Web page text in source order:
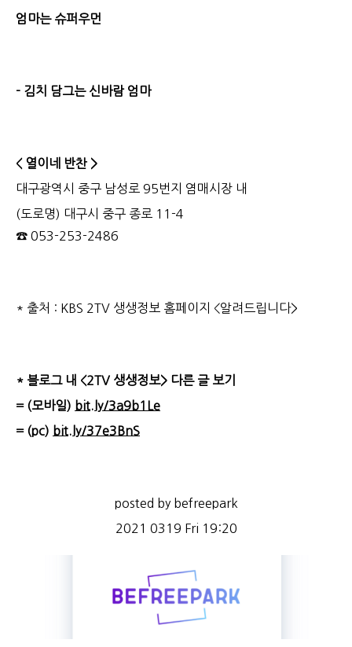
엄마는 슈퍼우먼
- 김치 담그는 신바람 엄마
< 열이네 반찬 >
대구광역시 중구 남성로 95번지 염매시장 내
(도로명) 대구시 중구 종로 11-4
☎ 053-253-2486
* 출처 : KBS 2TV 생생정보 홈페이지 <알려드립니다>
* 블로그 내 <2TV 생생정보> 다른 글 보기
= (모바일) bit.ly/3a9b1Le
= (pc) bit.ly/37e3BnS
posted by befreepark
2021 0319 Fri 19:20